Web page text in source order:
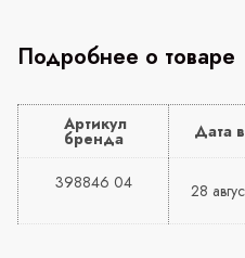
Подробнее о товаре
Артикул
бренда Дата
398846 04
28